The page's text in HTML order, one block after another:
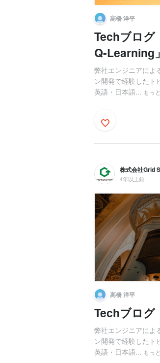
高橋 洋平
Techブロ
Q-Learning」
弊社エンジニアによ
ン開発で経験したト
英語・日本語... もっ
株式会社Grid
4年以上前
高橋 洋平
Techブログ
弊社エンジニアによ
ン開発で経験したト
英語・日本語... もっ